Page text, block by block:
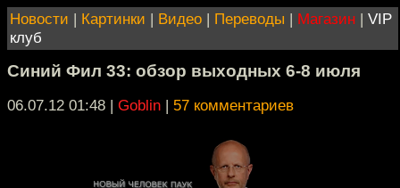
Новости | Картинки | Видео | Переводы | Магазин | VIP
клуб
Синий Фил 33: обзор выходных 6-8 июля
06.07.12 01:48 | Goblin | 57 комментариев